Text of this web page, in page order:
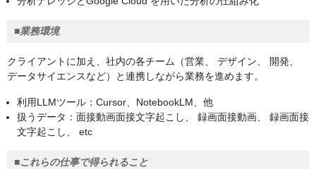
■業務環境
クライアントに加え、社内の各チーム（営業、 デザイン、 開発、
データサイエンスなど）と連携しながら業務を進めます。
利用LLMツール：Cursor、NotebookLM、他
扱うデータ：面接動画面接文字起こし、 録画面接動画、 録画面接
文字起こし、 etc
■これらの仕事で得られること